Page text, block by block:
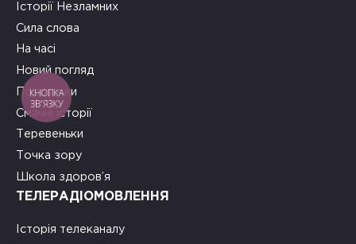
Історії Незламних
Сила слова
На часі
Новий погляд
Подружки
Смачні історії
Теревеньки
Точка зору
Школа здоров’я
ТЕЛЕРАДІОМОВЛЕННЯ
Історія телеканалу
КНОПКА
ЗВ'ЯЗКУ